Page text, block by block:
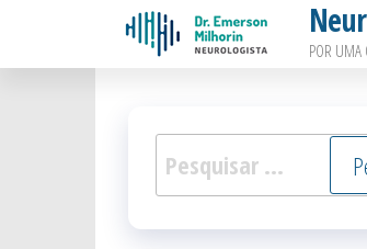
para
POR UMA
Pesquisar
por: